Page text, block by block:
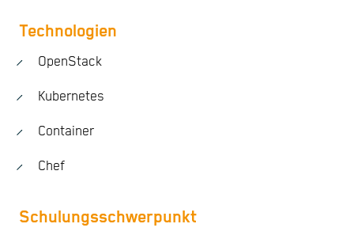
Technologien
OpenStack
Kubernetes
Container
Chef
Schulungsschwerpunkt